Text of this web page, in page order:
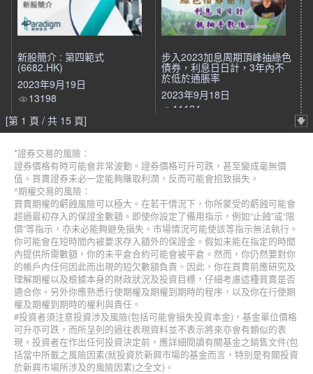
新股簡介 : 第四範式
(6682.HK)
2023年9月19日
13198
步入2023加息周期頂峰抽綠色
債券，利息日日計，3年內不
於低於通脹率
2023年9月18日
11124
[第 1 頁 / 共 15 頁]
*證券交易的風險：
證券價格有時可能會非常波動。證券價格可升可跌，甚至變成毫無價
值。買賣證券未必一定能夠賺取利潤，反而可能會招致損失。
^期權交易的風險：
買賣期權的虧蝕風險可以極大。在若干情況下，你所蒙受的虧蝕可能會
超過最初存入的保證金數額。即使你設定了備用指示，例如“止蝕”或“限
價”等指示，亦未必能夠避免損失。市場情況可能使該等指示無法執行。
你可能會在短時間內被要求存入額外的保證金。假如未能在指定的時間
內提供所需數額，你的未平倉合約可能會被平倉。然而，你仍然要對你
的帳戶內任何因此而出現的短欠數額負責。因此，你在買賣前應研究及
理解期權以及根據本身的財政狀況及投資目標，仔細考慮這種買賣是否
適合你。另外你應熟悉行使期權及期權到期時的程序，以及你在行使期
權及期權到期時的權利與責任。
#投資者須注意投資涉及風險(包括可能會損失投資本金)，基金單位價格
可升亦可跌，而所呈列的過往表現資料並不表示將來亦會有類似的表
現。投資者在作出任何投資決定前，應詳細閱讀有關基金之銷售文件(包
括當中所載之風險因素(就投資於新興市場的基金而言，特別是有關投資
於新興市場所涉及的風險因素)之全文)。